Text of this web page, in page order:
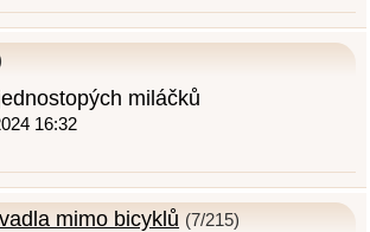
miláčků
16:32
mimo bicyklů (7/215)